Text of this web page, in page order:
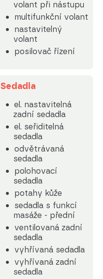
volant při nástupu
multifunkční volant
nastavitelný
volant
posilovač řízení
Sedadla
el. nastavitelná
zadní sedadla
el. seřiditelná
sedadla
odvětrávaná
sedadla
polohovací
sedadla
potahy kůže
sedadla s funkcí
masáže - přední
ventilovaná zadní
sedadla
vyhřívaná sedadla
vyhřívaná zadní
sedadla